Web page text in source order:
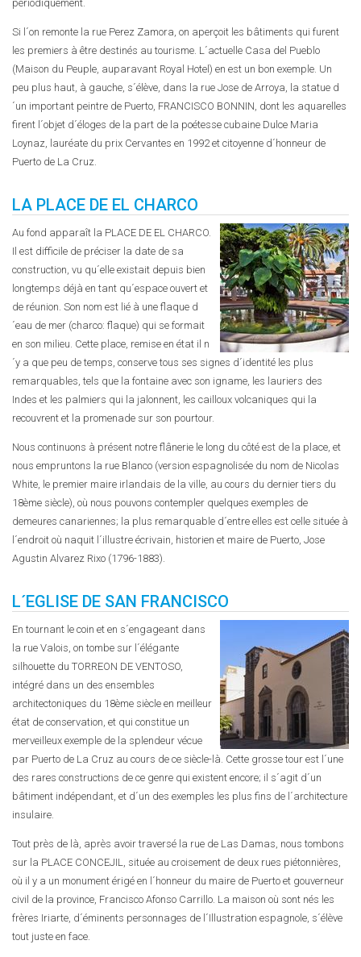
périodiquement.
Si l´on remonte la rue Perez Zamora, on aperçoit les bâtiments qui furent
les premiers à être destinés au tourisme. L´actuelle Casa del Pueblo
(Maison du Peuple, auparavant Royal Hotel) en est un bon exemple. Un
peu plus haut, à gauche, s´élève, dans la rue Jose de Arroya, la statue d
´un important peintre de Puerto, FRANCISCO BONNIN, dont les aquarelles
firent l´objet d´éloges de la part de la poétesse cubaine Dulce Maria
Loynaz, lauréate du prix Cervantes en 1992 et citoyenne d´honneur de
Puerto de La Cruz.
LA PLACE DE EL CHARCO
Au fond apparaît la PLACE DE EL CHARCO.
Il est difficile de préciser la date de sa
construction, vu qu´elle existait depuis bien
longtemps déjà en tant qu´espace ouvert et
de réunion. Son nom est lié à une flaque d
´eau de mer (charco: flaque) qui se formait
en son milieu. Cette place, remise en état il n
´y a que peu de temps, conserve tous ses signes d´identité les plus
remarquables, tels que la fontaine avec son igname, les lauriers des
Indes et les palmiers qui la jalonnent, les cailloux volcaniques qui la
recouvrent et la promenade sur son pourtour.
Nous continuons à présent notre flânerie le long du côté est de la place, et
nous empruntons la rue Blanco (version espagnolisée du nom de Nicolas
White, le premier maire irlandais de la ville, au cours du dernier tiers du
18ème siècle), où nous pouvons contempler quelques exemples de
demeures canariennes; la plus remarquable d´entre elles est celle située à
l´endroit où naquit l´illustre écrivain, historien et maire de Puerto, Jose
Agustin Alvarez Rixo (1796-1883).
L´EGLISE DE SAN FRANCISCO
En tournant le coin et en s´engageant dans
la rue Valois, on tombe sur l´élégante
silhouette du TORREON DE VENTOSO,
intégré dans un des ensembles
architectoniques du 18ème siècle en meilleur
état de conservation, et qui constitue un
merveilleux exemple de la splendeur vécue
par Puerto de La Cruz au cours de ce siècle-là. Cette grosse tour est l´une
des rares constructions de ce genre qui existent encore; il s´agit d´un
bâtiment indépendant, et d´un des exemples les plus fins de l´architecture
insulaire.
Tout près de là, après avoir traversé la rue de Las Damas, nous tombons
sur la PLACE CONCEJIL, située au croisement de deux rues piétonnières,
où il y a un monument érigé en l´honneur du maire de Puerto et gouverneur
civil de la province, Francisco Afonso Carrillo. La maison où sont nés les
frères Iriarte, d´éminents personnages de l´Illustration espagnole, s´élève
tout juste en face.